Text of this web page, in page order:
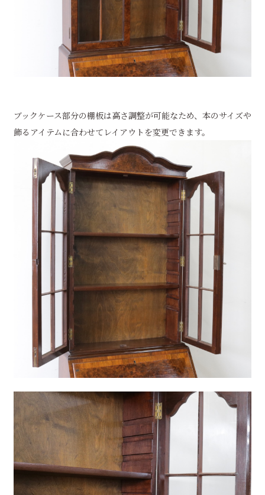
ブックケース部分の棚板は高さ調整が可能なため、本のサイズや
飾るアイテムに合わせてレイアウトを変更できます。